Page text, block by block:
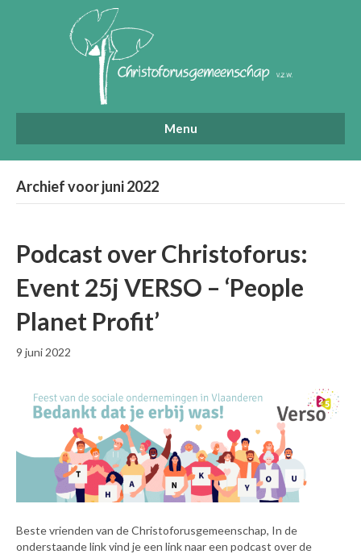
Menu
Archief voor juni 2022
Podcast over Christoforus:
Event 25j VERSO – ‘People
Planet Profit’
9 juni 2022
Beste vrienden van de Christoforusgemeenschap, In de
onderstaande link vind je een link naar een podcast over de